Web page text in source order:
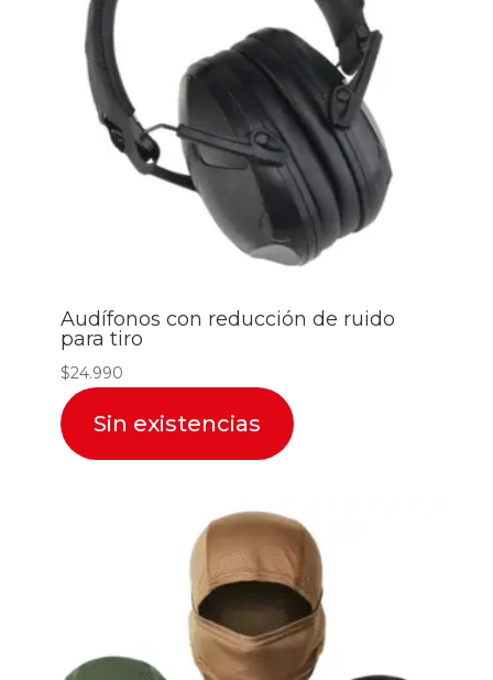
Audífonos con reducción de ruido
para tiro
$24.990
Sin existencias